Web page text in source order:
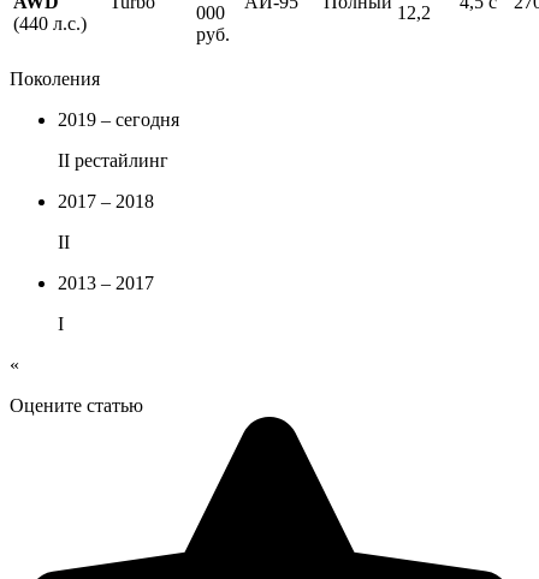
(440 л.с.)
000
руб.
12,2
Поколения
2019 – сегодня
II рестайлинг
2017 – 2018
II
2013 – 2017
I
«
Оцените статью